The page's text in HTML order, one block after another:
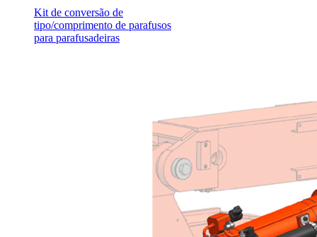
Kit de conversão de
tipo/comprimento de parafusos
para parafusadeiras